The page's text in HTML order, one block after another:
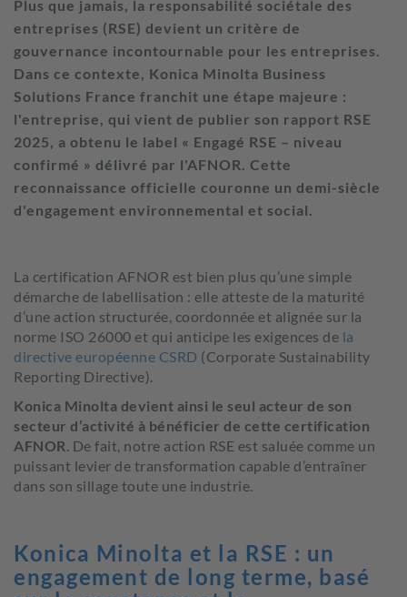
Plus que jamais, la responsabilité sociétale des
entreprises (RSE) devient un critère de
gouvernance incontournable pour les entreprises.
Dans ce contexte, Konica Minolta Business
Solutions France franchit une étape majeure :
l'entreprise, qui vient de publier son rapport RSE
2025, a obtenu le label « Engagé RSE – niveau
confirmé » délivré par l'AFNOR. Cette
reconnaissance officielle couronne un demi-siècle
d'engagement environnemental et social.
La certification AFNOR est bien plus qu’une simple
démarche de labellisation : elle atteste de la maturité
d’une action structurée, coordonnée et alignée sur la
norme ISO 26000 et qui anticipe les exigences de la
directive européenne CSRD (Corporate Sustainability
Reporting Directive).
Konica Minolta devient ainsi le seul acteur de son
secteur d’activité à bénéficier de cette certification
AFNOR. De fait, notre action RSE est saluée comme un
puissant levier de transformation capable d’entraîner
dans son sillage toute une industrie.
Konica Minolta et la RSE : un
engagement de long terme, basé